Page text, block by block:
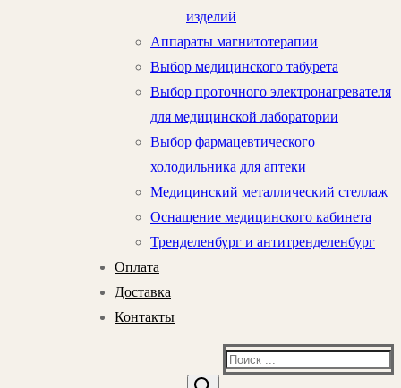
изделий
Аппараты магнитотерапии
Выбор медицинского табурета
Выбор проточного электронагревателя
для медицинской лаборатории
Выбор фармацевтического
холодильника для аптеки
Медицинский металлический стеллаж
Оснащение медицинского кабинета
Тренделенбург и антитренделенбург
Оплата
Доставка
Контакты
Найти: